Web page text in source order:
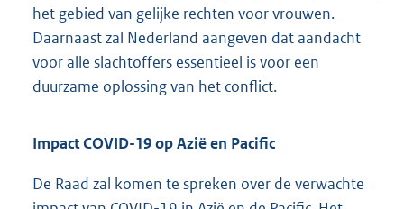
het gebied van gelijke rechten voor vrouwen.
Daarnaast zal Nederland aangeven dat aandacht
voor alle slachtoffers essentieel is voor een
duurzame oplossing van het conflict.
Impact COVID-19 op Azië en Pacific
De Raad zal komen te spreken over de verwachte